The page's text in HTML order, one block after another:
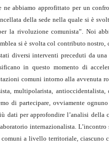
abbiamo approfittato per un
della sede nella quale si è
la rivoluzione comunista”. Noi
si è svolta col contributo nostro,
diversi interventi preceduti da
in questo momento di
comuni intorno alla avvenuta
multipolarista, antioccidentalista,
di partecipare, ovviamente
dati per approfondire l’analisi della
internazionalista. L’incontro
a livello territoriale, ciascuno